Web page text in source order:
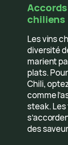
chiliens
Les vins
diversité
marient
plats.
Chili,
comme
steak.
des